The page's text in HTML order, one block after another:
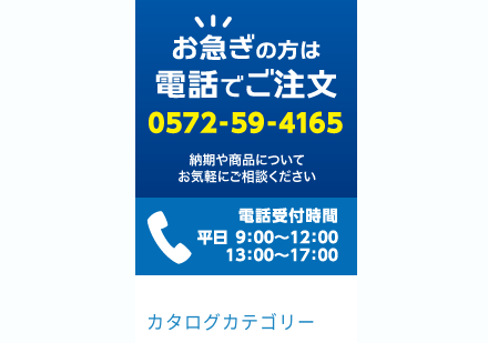
カタログカテゴリー